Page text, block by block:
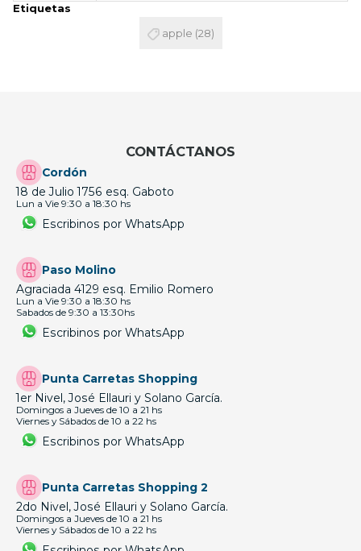
Etiquetas
apple (28)
CONTÁCTANOS
Cordón
18 de Julio 1756 esq. Gaboto
Lun a Vie 9:30 a 18:30 hs
Escribinos por WhatsApp
Paso Molino
Agraciada 4129 esq. Emilio Romero
Lun a Vie 9:30 a 18:30 hs
Sabados de 9:30 a 13:30hs
Escribinos por WhatsApp
Punta Carretas Shopping
1er Nivel, José Ellauri y Solano García.
Domingos a Jueves de 10 a 21 hs
Viernes y Sábados de 10 a 22 hs
Escribinos por WhatsApp
Punta Carretas Shopping 2
2do Nivel, José Ellauri y Solano García.
Domingos a Jueves de 10 a 21 hs
Viernes y Sábados de 10 a 22 hs